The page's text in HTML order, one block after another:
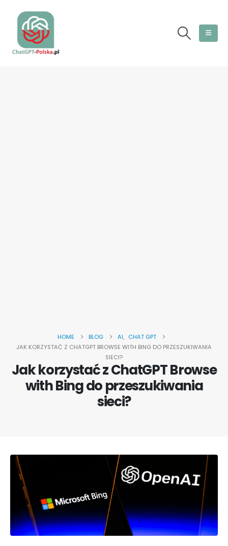
HOME BLOG AI, CHAT GPT
JAK KORZYSTAĆ Z CHATGPT BROWSE WITH BING DO PRZESZUKIWANIA
SIECI?
Jak korzystać z ChatGPT Browse
with Bing do przeszukiwania
sieci?